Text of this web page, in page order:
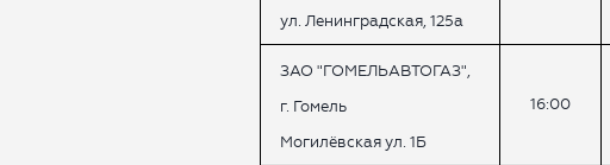
ул. Ленинградская, 125а
ЗАО "ГОМЕЛЬАВТОГАЗ",
г. Гомель
Могилёвская ул. 1Б
16:00